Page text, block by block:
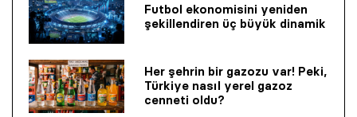
Futbol ekonomisini yeniden
şekillendiren üç büyük dinamik
Her şehrin bir gazozu var! Peki,
Türkiye nasıl yerel gazoz
cenneti oldu?